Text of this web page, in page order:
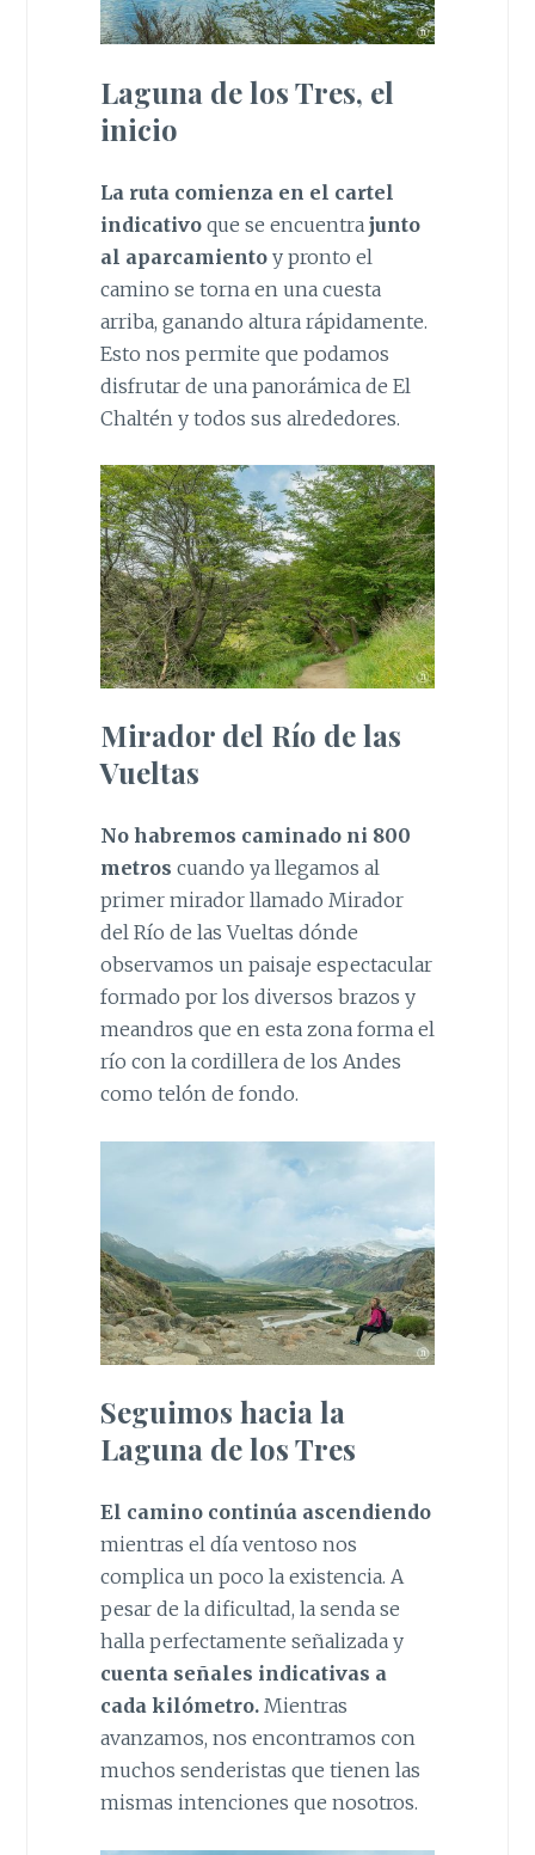
Laguna de los Tres, el
inicio
La ruta comienza en el cartel
indicativoque se encuentra junto
al aparcamientoy pronto el
camino se torna en una cuesta
arriba, ganando altura rápidamente.
Esto nos permite que podamos
disfrutar de una panorámica de El
Chaltén y todos sus alrededores.
Mirador del Río de las
Vueltas
No habremos caminado ni 800
metros cuando ya llegamos al
primer mirador llamado Mirador
del Río de las Vueltas dónde
observamos un paisaje espectacular
formado por los diversos brazos y
meandros que en esta zona forma el
río con la cordillera de los Andes
como telón de fondo.
Seguimos hacia la
Laguna de los Tres
El camino continúa ascendiendo
mientras el día ventoso nos
complica un poco la existencia. A
pesar de la dificultad, la senda se
halla perfectamente señalizada y
cuenta señales indicativas a
cada kilómetro. Mientras
avanzamos, nos encontramos con
muchos senderistas que tienen las
mismas intenciones que nosotros.